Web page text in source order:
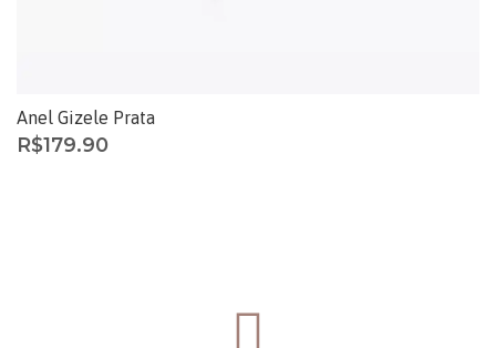
Anel Gizele Prata
R$179.90